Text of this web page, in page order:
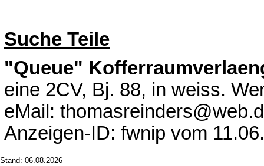
Suche Teile
"Queue"
eine 2CV, Bj. 88, in weiss.
eMail:
Anzeigen-ID: fwnip vom
Stand: 06.08.2026